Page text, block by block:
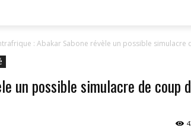
: Abakar Sabone révèle un possible simulacre
un possible simulacre de coup